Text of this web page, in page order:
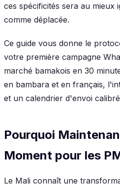
ces spécificités sera au mieux
comme déplacée.
Ce guide vous donne le
votre première campagne
marché bamakois en 30
en bambara et en français,
et un calendrier d'envoi
Pourquoi
Moment pour les
Le Mali connaît une